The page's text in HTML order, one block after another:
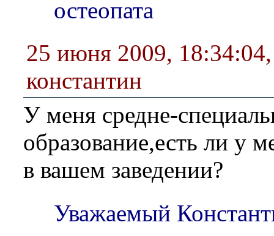
остеопата
25 июня 2009, 18:34:04
константин
У меня средне-
образование,есть ли у
в вашем заведении?
Уважаемый